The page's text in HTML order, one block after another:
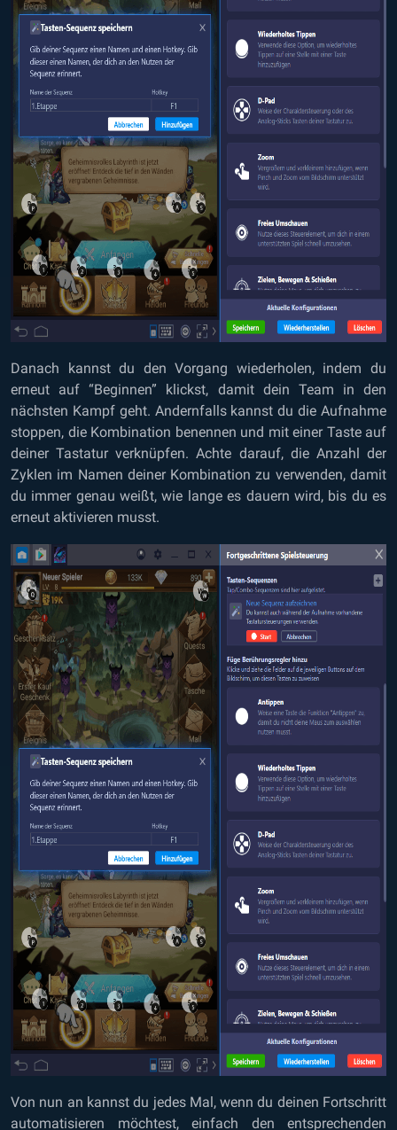
Danach kannst du den Vorgang wiederholen, indem du
erneut auf “Beginnen” klickst, damit dein Team in den
nächsten Kampf geht. Andernfalls kannst du die Aufnahme
stoppen, die Kombination benennen und mit einer Taste auf
deiner Tastatur verknüpfen. Achte darauf, die Anzahl der
Zyklen im Namen deiner Kombination zu verwenden, damit
du immer genau weißt, wie lange es dauern wird, bis du es
erneut aktivieren musst.
Von nun an kannst du jedes Mal, wenn du deinen Fortschritt
automatisieren möchtest, einfach den entsprechenden